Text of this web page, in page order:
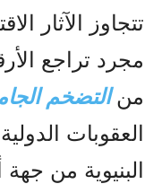
تتجاوز الآثار
مجرد تراجع
منالتضخم
العقوبات
البنيوية من